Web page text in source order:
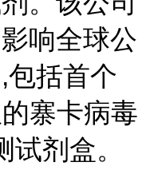
响全球公
包括首个
寨卡病毒
剂盒。